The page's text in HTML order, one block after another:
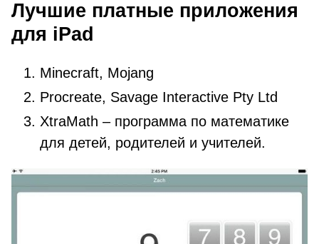
Лучшие платные приложения
для iPad
Minecraft, Mojang
Procreate, Savage Interactive Pty Ltd
XtraMath – программа по математике
для детей, родителей и учителей.